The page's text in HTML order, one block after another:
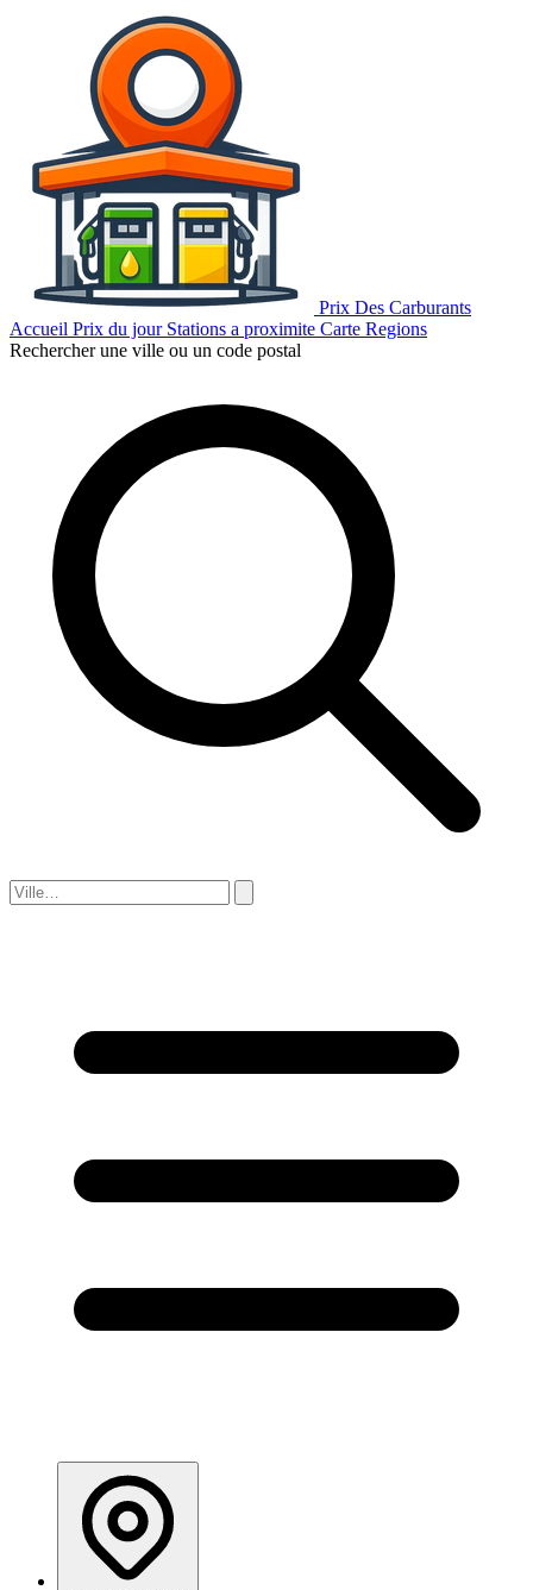
Prix Des Carburants
Accueil Prix du jour Stations a proximite Carte Regions
Rechercher une ville ou un code postal